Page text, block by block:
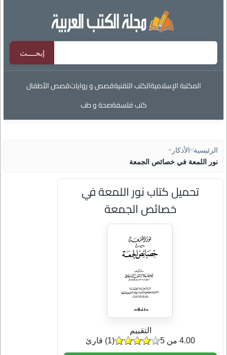
المكتبة الإسلاميةالكتب التقنيةقصص و رواياتقصص الأطفال
كتب فلسفةصحة و طب
الرئيسية> الأذكار >
نور اللمعة في خصائص الجمعة
تحميل كتاب نور اللمعة في
خصائص الجمعة
التقييم
(
1) قارئ 4.00 من 5